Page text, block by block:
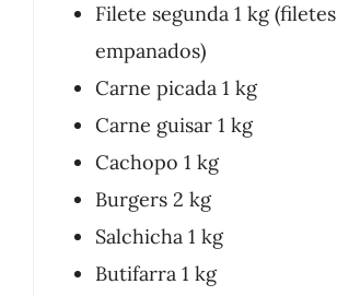
Filete segunda 1 kg (filetes
empanados)
Carne picada 1 kg
Carne guisar 1 kg
Cachopo 1 kg
Burgers 2 kg
Salchicha 1 kg
Butifarra 1 kg